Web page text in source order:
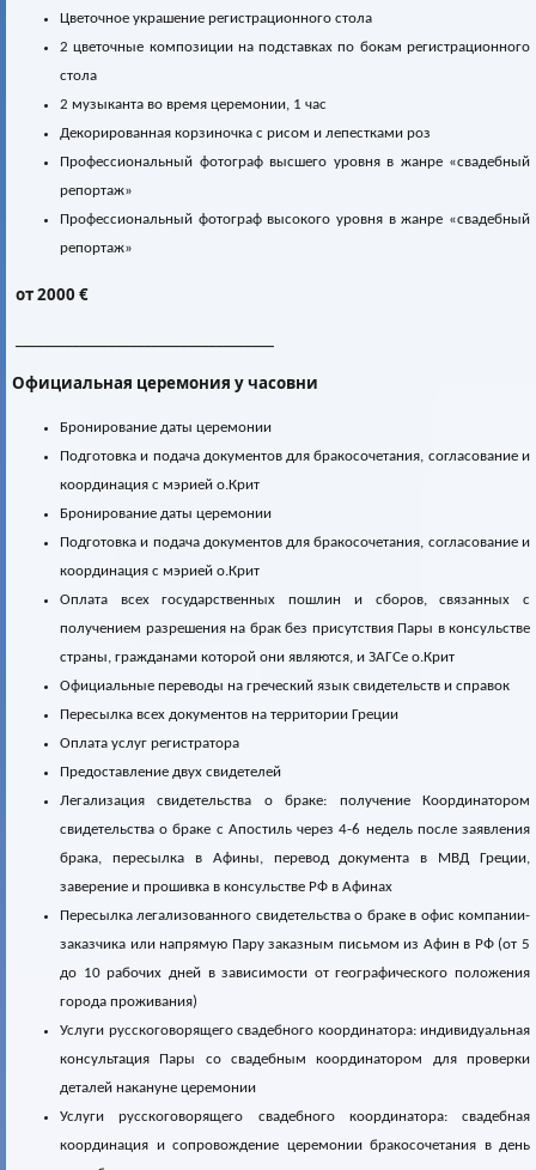
Цветочное украшение регистрационного стола
2 цветочные композиции на подставках по бокам регистрационного
стола
2 музыканта во время церемонии, 1 час
Декорированная корзиночка с рисом и лепестками роз
Профессиональный фотограф высшего уровня в жанре «свадебный
репортаж»
Профессиональный фотограф высокого уровня в жанре «свадебный
репортаж»
от 2000 €
Официальная церемония у часовни
Бронирование даты церемонии
Подготовка и подача документов для бракосочетания, согласование и
координация с мэрией о.Крит
Бронирование даты церемонии
Подготовка и подача документов для бракосочетания, согласование и
координация с мэрией о.Крит
Оплата всех государственных пошлин и сборов, связанных с
получением разрешения на брак без присутствия Пары в консульстве
страны, гражданами которой они являются, и ЗАГСе о.Крит
Официальные переводы на греческий язык свидетельств и справок
Пересылка всех документов на территории Греции
Оплата услуг регистратора
Предоставление двух свидетелей
Легализация свидетельства о браке: получение Координатором
свидетельства о браке с Апостиль через 4-6 недель после заявления
брака, пересылка в Афины, перевод документа в МВД Греции,
заверение и прошивка в консульстве РФ в Афинах
Пересылка легализованного свидетельства о браке в офис компании-
заказчика или напрямую Пару заказным письмом из Афин в РФ (от 5
до 10 рабочих дней в зависимости от географического положения
города проживания)
Услуги русскоговорящего свадебного координатора: индивидуальная
консультация Пары со свадебным координатором для проверки
деталей накануне церемонии
Услуги русскоговорящего свадебного координатора: свадебная
координация и сопровождение церемонии бракосочетания в день